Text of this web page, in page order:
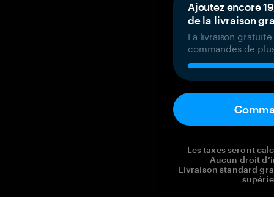
Ajoutez encore
de la livraison
La livraison
commandes de
Les taxes seront
Aucun droit
Livraison standard